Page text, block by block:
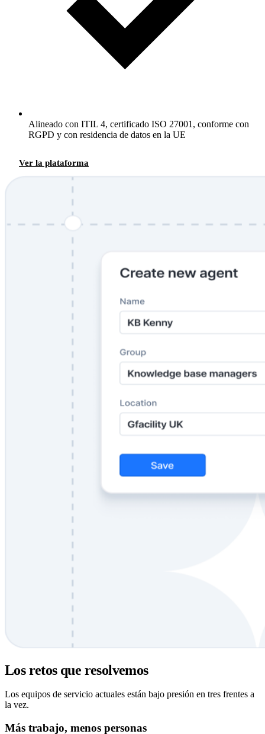
Alineado con ITIL 4, certificado ISO 27001, conforme con
RGPD y con residencia de datos en la UE
Ver la plataforma
Los retos que resolvemos
Los equipos de servicio actuales están bajo presión en tres frentes a
la vez.
Más trabajo, menos personas